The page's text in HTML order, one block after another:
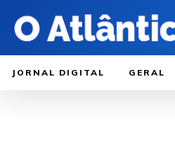
JORNAL DIGITAL GERAL